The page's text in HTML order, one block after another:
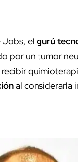
Jobs, el gurú
por un tumor
al considerarla